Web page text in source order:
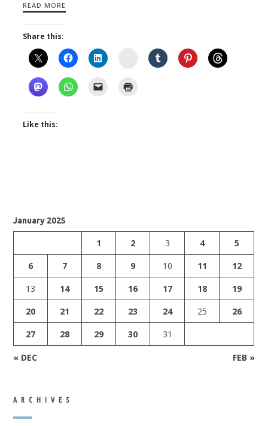
READ MORE
Share this:
Instagram
Like this:
January 2025
1 2 3 4
5
6
7 8 9 10 11
12
13
14 15 16 17 18
19
20
21 22 23 24 25
26
27
28 29 30 31
« DEC FEB »
ARCHIVES